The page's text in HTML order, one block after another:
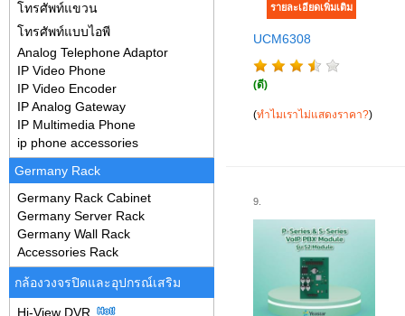
UCM6308
(ดี)
(ทำไมเราไม่แสดงราคา?)
9.
โทรศัพท์แขวน
โทรศัพท์แบบไอพี
Analog Telephone Adaptor
IP Video Phone
IP Video Encoder
IP Analog Gateway
IP Multimedia Phone
ip phone accessories
Germany Rack
Germany Rack Cabinet
Germany Server Rack
Germany Wall Rack
Accessories Rack
กล้องวงจรปิดและอุปกรณ์เสริม
Hi-View DVR